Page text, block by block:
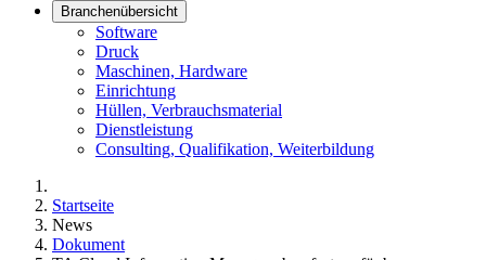
Branchenübersicht
Software
Druck
Maschinen, Hardware
Einrichtung
Hüllen, Verbrauchsmaterial
Dienstleistung
Consulting, Qualifikation, Weiterbildung
Startseite
News
Dokument